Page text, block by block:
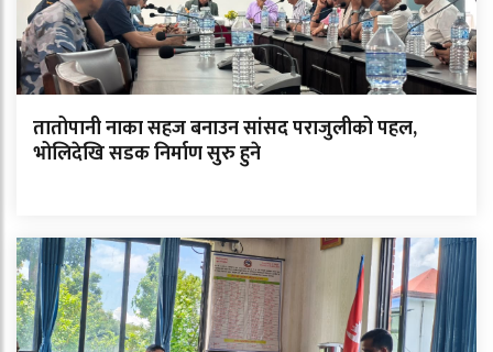
तातोपानी नाका सहज बनाउन सांसद पराजुलीको पहल,
भोलिदेखि सडक निर्माण सुरु हुने